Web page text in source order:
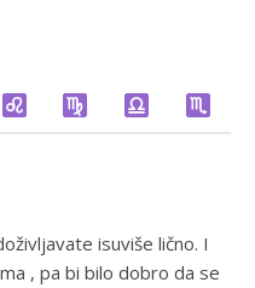
isuviše lično. I
, pa bi bilo dobro da se